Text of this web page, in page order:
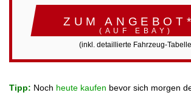
ZUM
(AUF EBAY)
(inkl. detaillierte Fahrzeug-
Tipp: Noch heute kaufen bevor sich morgen